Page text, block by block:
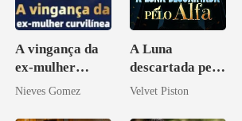
A vingança da
ex-mulher
curvilínea
Nieves Gomez
A Luna
descartada pelo
Alfa
Velvet Piston